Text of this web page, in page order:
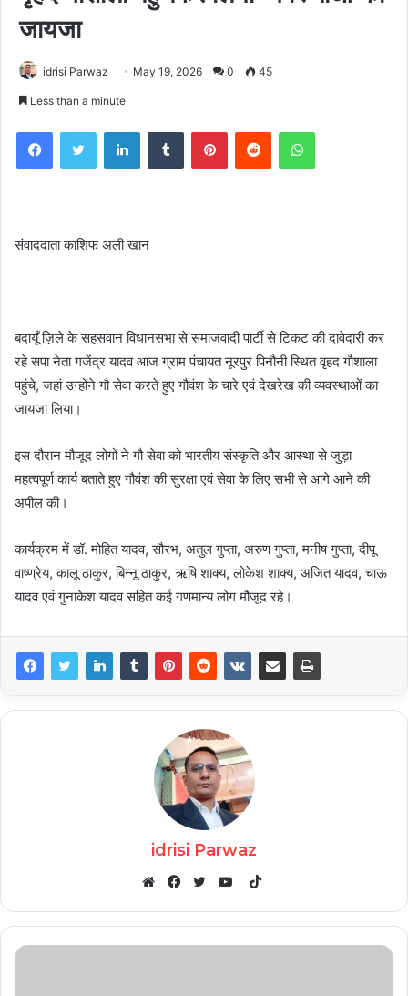
जायजा
idrisi Parwaz May 19, 2026 0 45
Less than a minute
FacebookTwitter LinkedInTumblr PinterestReddit WhatsApp
संवाददाता काशिफ अली खान
बदायूँ ज़िले के सहसवान विधानसभा से समाजवादी पार्टी से टिकट की दावेदारी कर
रहे सपा नेता गजेंद्र यादव आज ग्राम पंचायत नूरपुर पिनौनी स्थित वृहद गौशाला
पहुंचे, जहां उन्होंने गौ सेवा करते हुए गौवंश के चारे एवं देखरेख की व्यवस्थाओं का
जायजा लिया।
इस दौरान मौजूद लोगों ने गौ सेवा को भारतीय संस्कृति और आस्था से जुड़ा
महत्वपूर्ण कार्य बताते हुए गौवंश की सुरक्षा एवं सेवा के लिए सभी से आगे आने की
अपील की।
कार्यक्रम में डॉ. मोहित यादव, सौरभ, अतुल गुप्ता, अरुण गुप्ता, मनीष गुप्ता, दीपू
वाष्ण्रेय, कालू ठाकुर, बिन्नू ठाकुर, ऋषि शाक्य, लोकेश शाक्य, अजित यादव, चाऊ
यादव एवं गुनाकेश यादव सहित कई गणमान्य लोग मौजूद रहे।
idrisi Parwaz
TikTok